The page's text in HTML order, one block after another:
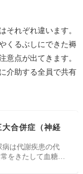
それぞれ違います。
くるぶしにできた褥
意点が出てきます。
介助する全員で共有
合併症（神経
は代謝疾患の代
をきたして血糖が